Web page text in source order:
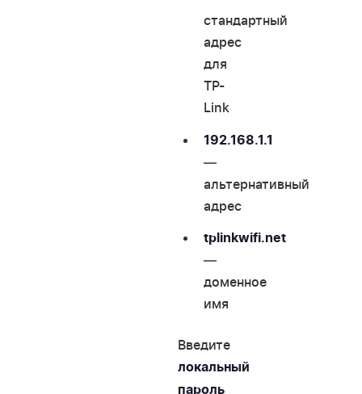
стандартный
адрес
для
TP-
Link
192.168.1.1
—
альтернативный
адрес
tplinkwifi.net
—
доменное
имя
Введите
локальный
пароль